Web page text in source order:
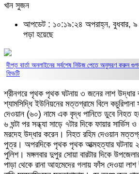
খান সুজন
আপডেট : ১০:১৯:২৪ অপরাহ্ন, বুধবার, ৯
পড়া হয়েছে
দীপ্ত বার্তা অনলাইনের সর্বশেষ নিউজ পেতে অনুসরণ করুন
ফিডটি
শ্রীনগরে পৃথক পৃথক ঘটনায় ৩ জনের লাশ উদ্ধার
শ্যামসিদ্ধি ইউনিয়নের মত্তগ্রামে বিলে
দেওয়ান (৬০) নামে এক বৃদ্ধ পানিতে ডুবে নিহত
৬ ঘন্টা পর সন্ধ্যা সাড়ে ৭টার দিকে ফায়ার সার্ভিস
মরদেহ উদ্ধার করেন। নিহত রহিম দেওয়ান
পুত্র। অপরদিকে পৃথক পৃথক আত্মহত্যার ঘটনায় ২
পুলিশ। মঙ্গলবার দুপুর সোয়া বারটার দিকে
পাড়া থেকে রানা আহমেদের গলায় ফাঁস দেওয়া